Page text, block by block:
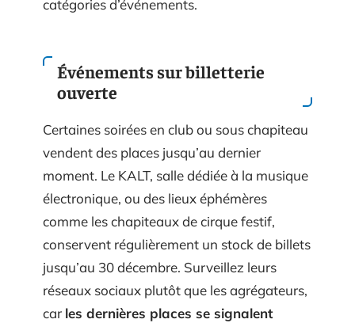
catégories d’événements.
Événements sur billetterie
ouverte
Certaines soirées en club ou sous chapiteau
vendent des places jusqu’au dernier
moment. Le KALT, salle dédiée à la musique
électronique, ou des lieux éphémères
comme les chapiteaux de cirque festif,
conservent régulièrement un stock de billets
jusqu’au 30 décembre. Surveillez leurs
réseaux sociaux plutôt que les agrégateurs,
car les dernières places se signalent